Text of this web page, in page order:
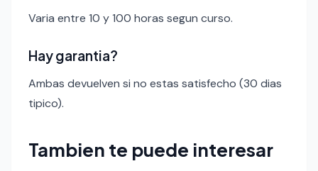
Varia entre 10 y 100 horas segun curso.
Hay garantia?
Ambas devuelven si no estas satisfecho (30 dias
tipico).
Tambien te puede interesar